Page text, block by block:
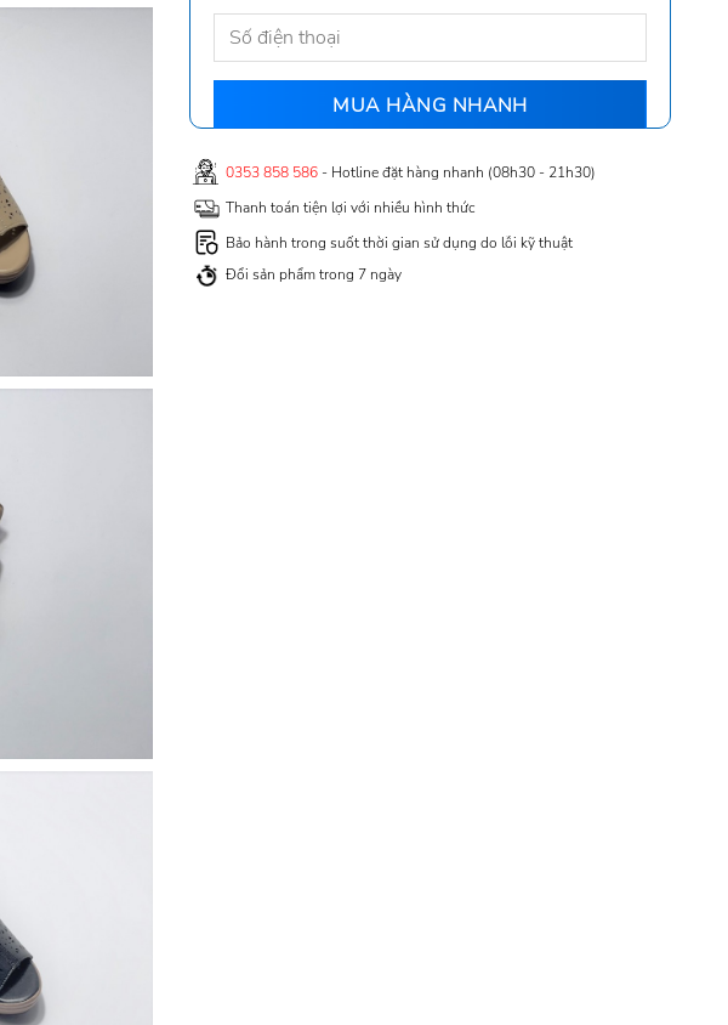
0353 858 586 - Hotline đặt hàng nhanh (08h30 - 21h30)
Thanh toán tiện lợi với nhiều hình thức
Bảo hành trong suốt thời gian sử dụng do lỗi kỹ thuật
Đổi sản phẩm trong 7 ngày